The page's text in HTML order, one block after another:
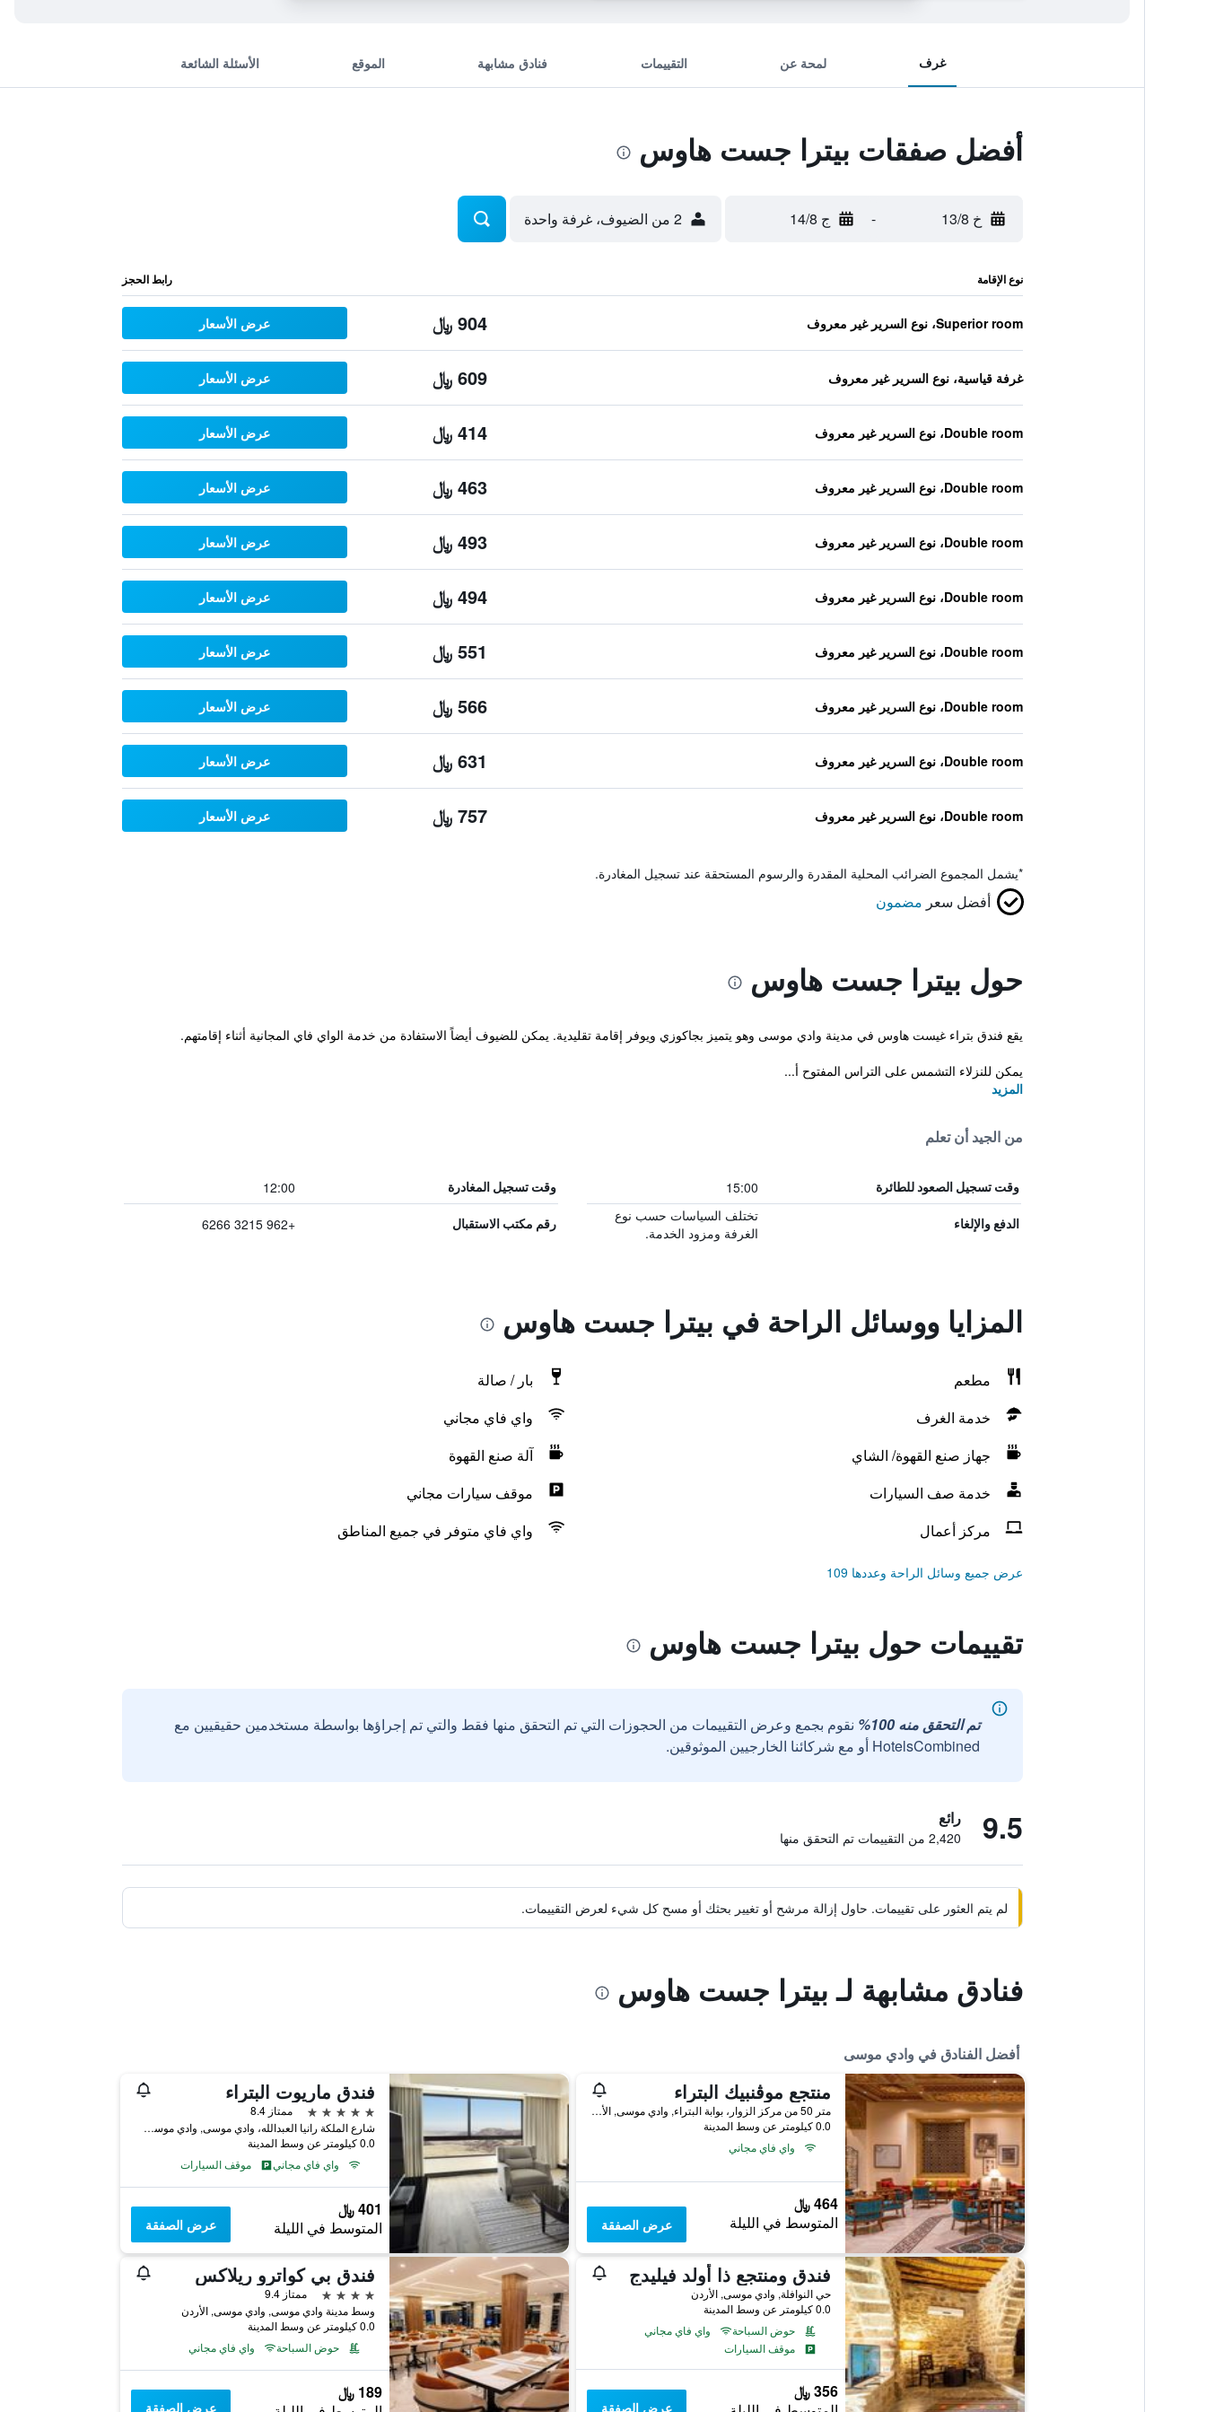
غرف لمحة عن التقييمات فنادق مشابهة الموقع الأسئلة الشائعة
أفضل صفقات بيترا جست هاوس
خ 13/8 - ج 14/8 2 من الضيوف، غرفة واحدة
نوع الإقامة رابط الحجز
Superior room، نوع السرير غير معروف 904 ﷼ عرض الأسعار
غرفة قياسية، نوع السرير غير معروف 609 ﷼ عرض الأسعار
Double room، نوع السرير غير معروف 414 ﷼ عرض الأسعار
Double room، نوع السرير غير معروف 463 ﷼ عرض الأسعار
Double room، نوع السرير غير معروف 493 ﷼ عرض الأسعار
Double room، نوع السرير غير معروف 494 ﷼ عرض الأسعار
Double room، نوع السرير غير معروف 551 ﷼ عرض الأسعار
Double room، نوع السرير غير معروف 566 ﷼ عرض الأسعار
Double room، نوع السرير غير معروف 631 ﷼ عرض الأسعار
Double room، نوع السرير غير معروف 757 ﷼ عرض الأسعار
*يشمل المجموع الضرائب المحلية المقدرة والرسوم المستحقة عند تسجيل المغادرة.
أفضل سعر مضمون
حول بيترا جست هاوس
يقع فندق بتراء غيست هاوس في مدينة وادي موسى وهو يتميز بجاكوزي ويوفر إقامة تقليدية. يمكن للضيوف أيضاً الاستفادة من خدمة الواي فاي المجانية أثناء إقامتهم.
يمكن للنزلاء التشمس على التراس المفتوح أ...
المزيد
من الجيد أن تعلم
وقت تسجيل الصعود للطائرة 15:00 وقت تسجيل المغادرة 12:00
الدفع والإلغاء
تختلف السياسات حسب نوع
الغرفة ومزود الخدمة.
رقم مكتب الاستقبال +962 3215 6266
المزايا ووسائل الراحة في بيترا جست هاوس
مطعم
بار / صالة
خدمة الغرف
واي فاي مجاني
جهاز صنع القهوة/ الشاي
آلة صنع القهوة
خدمة صف السيارات
موقف سيارات مجاني
مركز أعمال
واي فاي متوفر في جميع المناطق
عرض جميع وسائل الراحة وعددها 109
تقييمات حول بيترا جست هاوس
تم التحقق منه 100%
نقوم بجمع وعرض التقييمات من الحجوزات التي تم التحقق منها فقط والتي تم إجراؤها بواسطة مستخدمين حقيقيين مع
HotelsCombined أو مع شركائنا الخارجيين الموثوقين.
9.5 رائع
2,420 من التقييمات تم التحقق منها
لم يتم العثور على تقييمات. حاول إزالة مرشح أو تغيير بحثك أو مسح كل شيء لعرض التقييمات.
فنادق مشابهة لـ بيترا جست هاوس
أفضل الفنادق في وادي موسى
منتجع موڤنبيك البتراء
متر 50 من مركز الزوار، بوابة البتراء, وادي موسى, الأردن
0.0 كيلومتر عن وسط المدينة
واي فاي مجاني
464 ﷼
المتوسط في الليلة عرض الصفقة
فندق ماريوت البتراء
5 نجوم
ممتاز 8.4
شارع الملكة رانيا العبدالله، وادي موسى, وادي موسى, الأردن
0.0 كيلومتر عن وسط المدينة
واي فاي مجاني
موقف السيارات
401 ﷼
المتوسط في الليلة عرض الصفقة
فندق ومنتجع ذا أولد فيليدج
حي النوافلة, وادي موسى, الأردن
0.0 كيلومتر عن وسط المدينة
حوض السباحة
واي فاي مجاني
موقف السيارات
356 ﷼
عرض الصفقة
فندق بي كواترو ريلاكس
4 نجوم
ممتاز 9.4
وسط مدينة وادي موسى, وادي موسى, الأردن
0.0 كيلومتر عن وسط المدينة
حوض السباحة
واي فاي مجاني
189 ﷼
عرض الصفقة